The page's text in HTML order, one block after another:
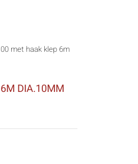
met haak klep 6m
DIA.10MM